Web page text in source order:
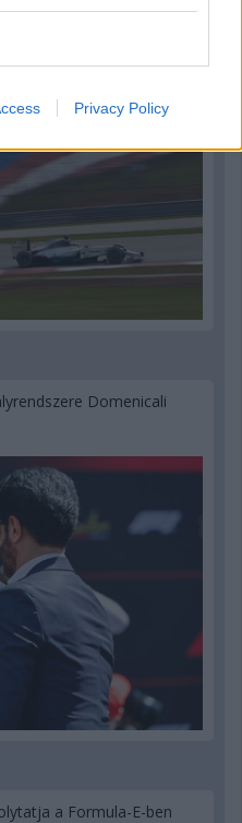
Privacy Policy
Domenicali
a Formula-E-ben